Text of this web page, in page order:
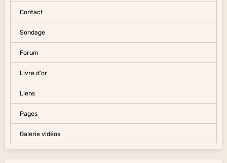
Contact
Sondage
Forum
Livre d'or
Liens
Pages
Galerie vidéos